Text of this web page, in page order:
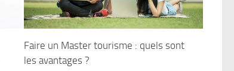
Faire un Master tourisme : quels sont
les avantages ?